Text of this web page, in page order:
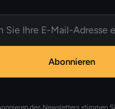
Abonnieren
des Newsletters stimmen